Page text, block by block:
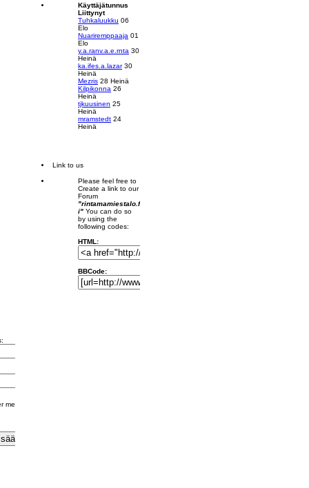
Käyttäjätunnus
Liittynyt
Tuhkaluukku 06
Elo
Nuariremppaaja 01
Elo
y.a.ranv.a.e.rnta 30
Heinä
ka.ifes.a.lazar 30
Heinä
Mezris 28 Heinä
Kilpikonna 26
Heinä
tjkuusinen 25
Heinä
mramstedt 24
Heinä
Link to us
Please feel free to
Create a link to our
Forum
"rintamamiestalo.f
i" You can do so
by using the
following codes:
HTML:
BBCode:
me